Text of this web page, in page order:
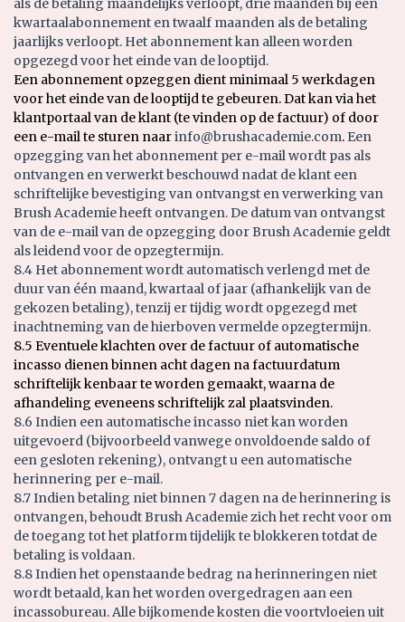
als de betaling maandelijks verloopt, drie maanden bij een
kwartaalabonnement en twaalf maanden als de betaling
jaarlijks verloopt. Het abonnement kan alleen worden
opgezegd voor het einde van de looptijd.
Een abonnement opzeggen dient minimaal 5 werkdagen
voor het einde van de looptijd te gebeuren. Dat kan via het
klantportaal van de klant (te vinden op de factuur) of door
een e-mail te sturen naarinfo@brushacademie.com. Een
opzegging van het abonnement per e-mail wordt pas als
ontvangen en verwerkt beschouwd nadat de klant een
schriftelijke bevestiging van ontvangst en verwerking van
Brush Academie heeft ontvangen. De datum van ontvangst
van de e-mail van de opzegging door Brush Academie geldt
als leidend voor de opzegtermijn.
8.4 Het abonnement wordt automatisch verlengd met de
duur van één maand, kwartaal of jaar (afhankelijk van de
gekozen betaling), tenzij er tijdig wordt opgezegd met
inachtneming van de hierboven vermelde opzegtermijn.
8.5 Eventuele klachten over de factuur of automatische
incasso dienen binnen acht dagen na factuurdatum
schriftelijk kenbaar te worden gemaakt, waarna de
afhandeling eveneens schriftelijk zal plaatsvinden.
8.6 Indien een automatische incasso niet kan worden
uitgevoerd (bijvoorbeeld vanwege onvoldoende saldo of
een gesloten rekening), ontvangt u een automatische
herinnering per e-mail.
8.7 Indien betaling niet binnen 7 dagen na de herinnering is
ontvangen, behoudt Brush Academie zich het recht voor om
de toegang tot het platform tijdelijk te blokkeren totdat de
betaling is voldaan.
8.8 Indien het openstaande bedrag na herinneringen niet
wordt betaald, kan het worden overgedragen aan een
incassobureau. Alle bijkomende kosten die voortvloeien uit